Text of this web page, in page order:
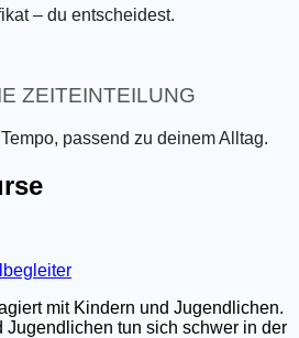
– du entscheidest.
ZEITEINTEILUNG
passend zu deinem Alltag.
mit Kindern und Jugendlichen.
Jugendlichen tun sich schwer in der